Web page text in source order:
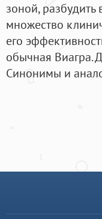
зоной, разбудить
множество
его
обычная Виагра.
Cинонимы и